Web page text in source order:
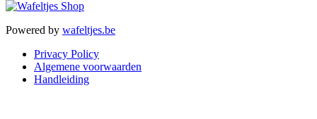
Powered by wafeltjes.be
Privacy Policy
Algemene voorwaarden
Handleiding